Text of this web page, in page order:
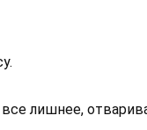
лишнее,